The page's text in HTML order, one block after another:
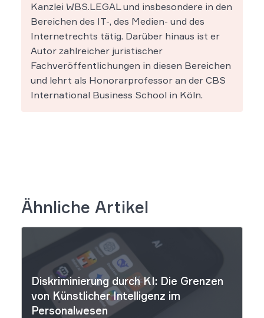
Kanzlei WBS.LEGAL und insbesondere in den
Bereichen des IT-, des Medien- und des
Internetrechts tätig. Darüber hinaus ist er
Autor zahlreicher juristischer
Fachveröffentlichungen in diesen Bereichen
und lehrt als Honorarprofessor an der CBS
International Business School in Köln.
Ähnliche Artikel
Diskriminierung durch KI: Die Grenzen
von Künstlicher Intelligenz im
Personalwesen